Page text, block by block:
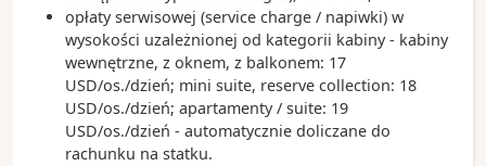
opłaty serwisowej (service charge / napiwki) w
wysokości uzależnionej od kategorii kabiny - kabiny
wewnętrzne, z oknem, z balkonem: 17
USD/os./dzień; mini suite, reserve collection: 18
USD/os./dzień; apartamenty / suite: 19
USD/os./dzień - automatycznie doliczane do
rachunku na statku.